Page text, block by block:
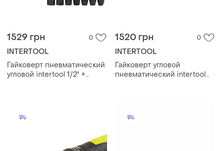
1529 грн 0
INTERTOOL
Гайковерт пневматический
угловой intertool 1/2" +
1520 грн 0
INTERTOOL
Гайковерт угловой
пневматический intertool